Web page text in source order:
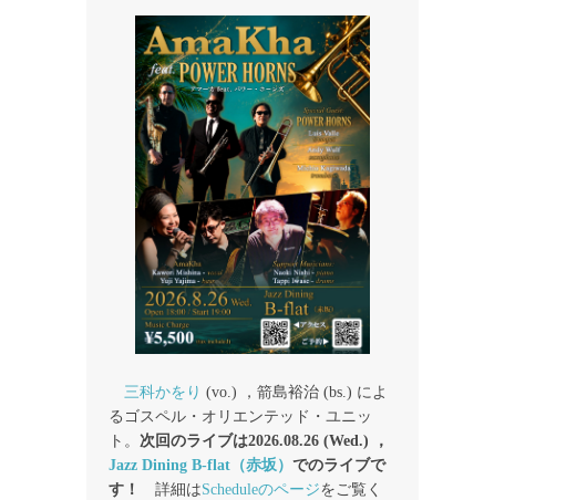
三科かをり (vo.) ，箭島裕治 (bs.) によ
るゴスペル・オリエンテッド・ユニッ
ト。 次回のライブは2026.08.26 (Wed.) ，
Jazz Dining B-flat（赤坂） でのライブで
す！
詳細はScheduleのページをご覧く